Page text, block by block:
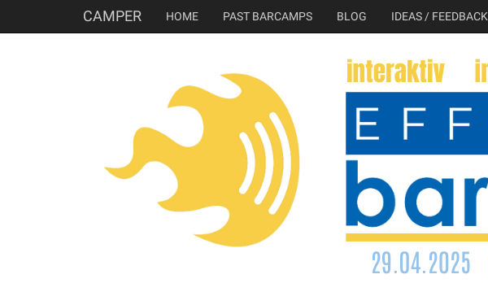
CAMPER HOME PAST BARCAMPS BLOG IDEAS / FEEDBACK